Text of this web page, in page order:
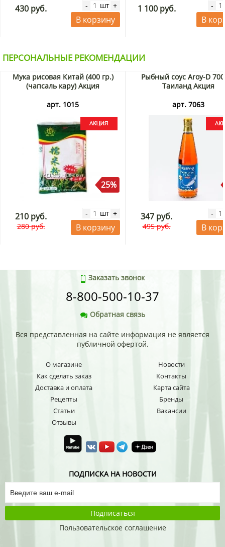
430 руб. - шт +
В корзину
1 100 руб. -
В
ПЕРСОНАЛЬНЫЕ РЕКОМЕНДАЦИИ
Мука рисовая Китай (400 гр.)
(чапсаль кару) Акция
арт. 1015
25%
210 руб.
280 руб.
- шт +
В корзину
Рыбный соус Aroy-D
Таиланд Акция
арт. 7063
347 руб.
495 руб.
-
В
Заказать звонок
8-800-500-10-37
Обратная связь
Вся представленная на сайте информация не является
публичной офертой.
О магазине
Как сделать заказ
Доставка и оплата
Рецепты
Статьи
Отзывы
Новости
Контакты
Карта сайта
Бренды
Вакансии
ПОДПИСКА НА НОВОСТИ
Подписаться
Пользовательское соглашение